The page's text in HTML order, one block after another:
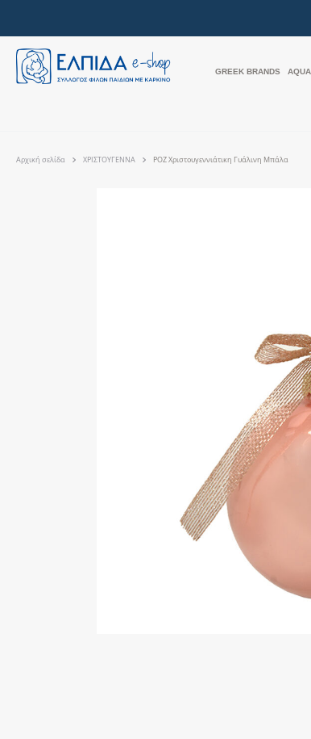
GREEK BRANDS
Αρχική σελίδα ΧΡΙΣΤΟΥΓΕΝΝΑ ΡΟΖ Χριστουγεννιάτικη Γυάλινη Μπάλα